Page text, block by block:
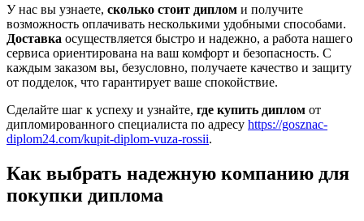
У нас вы узнаете, сколько стоит диплом и получите
возможность оплачивать несколькими удобными способами.
Доставка осуществляется быстро и надежно, а работа нашего
сервиса ориентирована на ваш комфорт и безопасность. С
каждым заказом вы, безусловно, получаете качество и защиту
от подделок, что гарантирует ваше спокойствие.
Сделайте шаг к успеху и узнайте, где купить диплом от
дипломированного специалиста по адресу https://gosznac-
diplom24.com/kupit-diplom-vuza-rossii.
Как выбрать надежную компанию для
покупки диплома